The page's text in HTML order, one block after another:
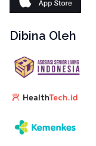
Dibina Oleh